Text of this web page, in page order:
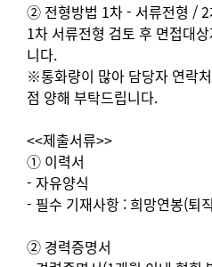
② 전형방법 1차 - 서류전형 / 2
1차 서류전형 검토 후 면접대
니다.
※통화량이 많아 담당자 연락
점 양해 부탁드립니다.
<<제출서류>>
① 이력서
- 자유양식
- 필수 기재사항 : 희망연봉(퇴
② 경력증명서